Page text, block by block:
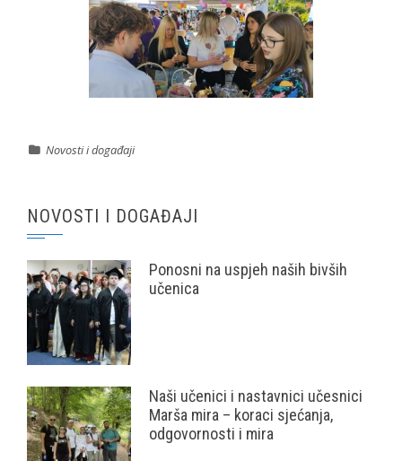
Novosti i događaji
NOVOSTI I DOGAĐAJI
Ponosni na uspjeh naših bivših
učenica
Naši učenici i nastavnici učesnici
Marša mira – koraci sjećanja,
odgovornosti i mira